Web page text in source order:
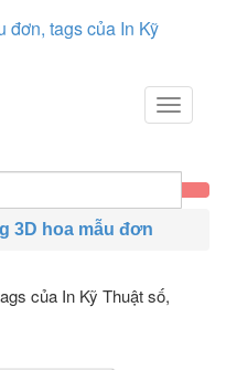
Toggle
3D hoa mẫu đơn
của In Kỹ Thuật số,